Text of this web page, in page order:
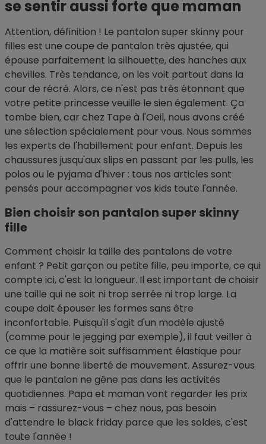
se sentir aussi forte que maman
Attention, définition ! Le pantalon super skinny pour
filles est une coupe de pantalon très ajustée, qui
épouse parfaitement la silhouette, des hanches aux
chevilles. Très tendance, on les voit partout dans la
cour de récré. Alors, ce n'est pas très étonnant que
votre petite princesse veuille le sien également. Ça
tombe bien, car chez Tape à l'Oeil, nous avons créé
une sélection spécialement pour vous. Nous sommes
les experts de l'habillement pour enfant. Depuis les
chaussures jusqu'aux slips en passant par les pulls, les
polos ou le pyjama d'hiver : tous nos articles sont
pensés pour accompagner vos kids toute l'année.
Bien choisir son pantalon super skinny
fille
Comment choisir la taille des pantalons de votre
enfant ? Petit garçon ou petite fille, peu importe, ce qui
compte ici, c'est la longueur. Il est important de choisir
une taille qui ne soit ni trop serrée ni trop large. La
coupe doit épouser les formes sans être
inconfortable. Puisqu'il s'agit d'un modèle ajusté
(comme pour le jegging par exemple), il faut veiller à
ce que la matière soit suffisamment élastique pour
offrir une bonne liberté de mouvement. Assurez-vous
que le pantalon ne gêne pas dans les activités
quotidiennes. Papa et maman vont regarder les prix
mais – rassurez-vous – chez nous, pas besoin
d'attendre le black friday parce que les soldes, c'est
toute l'année !